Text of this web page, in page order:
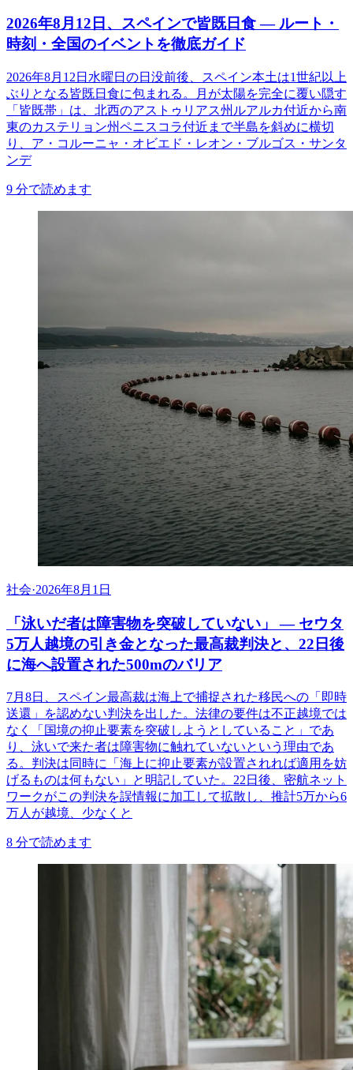
2026年8月12日、スペインで皆既日食 ― ルート・
時刻・全国のイベントを徹底ガイド
2026年8月12日水曜日の日没前後、スペイン本土は1世紀以上
ぶりとなる皆既日食に包まれる。月が太陽を完全に覆い隠す
「皆既帯」は、北西のアストゥリアス州ルアルカ付近から南
東のカステリョン州ペニスコラ付近まで半島を斜めに横切
り、ア・コルーニャ・オビエド・レオン・ブルゴス・サンタ
ンデ
9 分で読めます
社会·2026年8月1日
「泳いだ者は障害物を突破していない」 ― セウタ
5万人越境の引き金となった最高裁判決と、22日後
に海へ設置された500mのバリア
7月8日、スペイン最高裁は海上で捕捉された移民への「即時
送還」を認めない判決を出した。法律の要件は不正越境では
なく「国境の抑止要素を突破しようとしていること」であ
り、泳いで来た者は障害物に触れていないという理由であ
る。判決は同時に「海上に抑止要素が設置されれば適用を妨
げるものは何もない」と明記していた。22日後、密航ネット
ワークがこの判決を誤情報に加工して拡散し、推計5万から6
万人が越境、少なくと
8 分で読めます